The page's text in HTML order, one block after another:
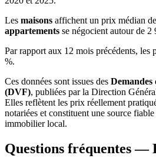
Les maisons affichent un prix médian
appartements se négocient autour de 2
Par rapport aux 12 mois précédents, les
%.
Ces données sont issues des Demandes
(DVF), publiées par la Direction
Elles reflètent les prix réellement
notariées et constituent une source
immobilier local.
Questions fréquentes —